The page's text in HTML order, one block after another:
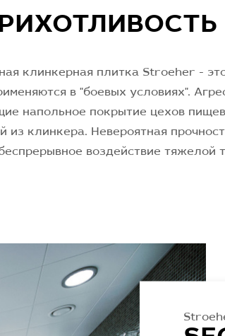
клинкерная плитка Stroeher -
в "боевых условиях".
напольное покрытие цехов
из клинкера. Невероятная
воздействие тяжелой